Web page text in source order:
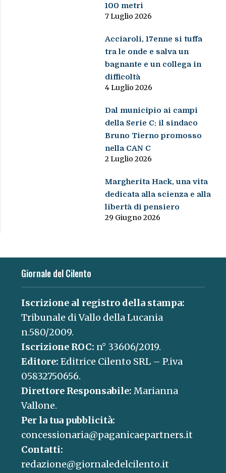
100 metri
7 Luglio 2026
Acciaroli, 17enne si tuffa
tra le onde e salva un
bagnante e un collega in
difficoltà
4 Luglio 2026
Dal municipio ai campi
della Serie C: il sindaco
Bruno Tierno promosso
nella CAN C
2 Luglio 2026
Margherita Hack, una vita
dedicata alla scienza e alla
libertà di pensiero
29 Giugno 2026
Giornale del Cilento
Iscrizione al registro della stampa:
Tribunale di Vallo della Lucania
n.580/2009.
Iscrizione ROC: n° 33606/2019.
Editore: Editrice Cilento SRL – P.iva
05832750656.
Direttore Responsabile: Marianna
Vallone.
Per la tua pubblicità:
concessionaria@paganicaepartners.it
Contatti:
redazione@giornaledelcilento.it